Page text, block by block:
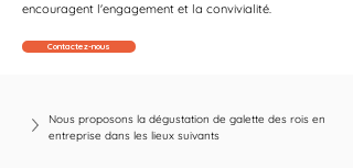
encouragent l'engagement et la convivialité.
Contactez-nous
Nous proposons la dégustation de galette des rois en
entreprise dans les lieux suivants